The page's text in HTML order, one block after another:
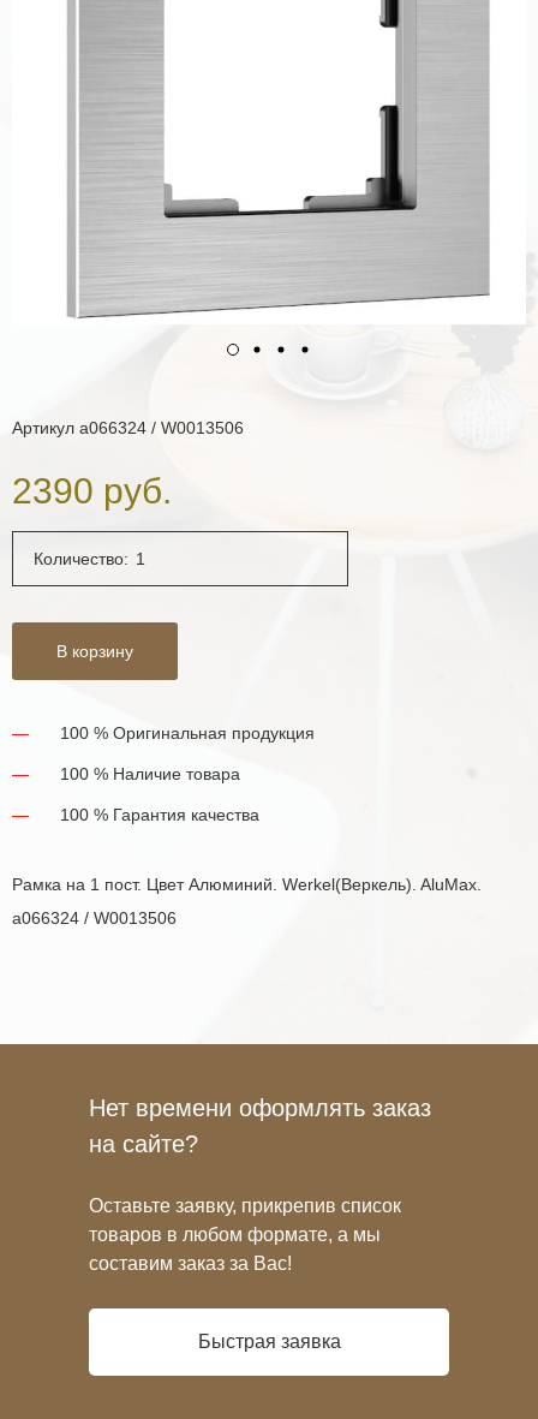
Артикул a066324 / W0013506
2390 руб.
Количество:
В корзину
100 % Оригинальная продукция
100 % Наличие товара
100 % Гарантия качества
Рамка на 1 пост. Цвет Алюминий. Werkel(Веркель). AluMax.
a066324 / W0013506
Нет времени оформлять заказ
на сайте?
Оставьте заявку, прикрепив список
товаров в любом формате, а мы
составим заказ за Вас!
Быстрая заявка